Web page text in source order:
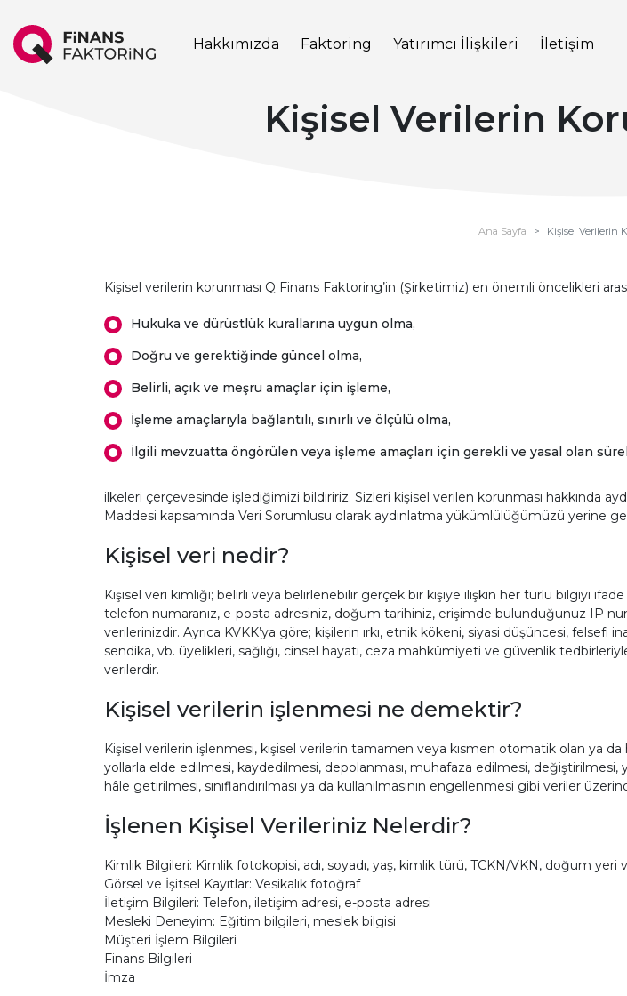
Hakkımızda Faktoring Yatırımcı İlişkileri İletişim
Kişisel Verilerin
Ana Sayfa Kişisel Verilerin
Kişisel verilerin korunması Q Finans Faktoring’in (Şirketimiz) en önemli öncelikleri
Hukuka ve dürüstlük kurallarına uygun olma,
Doğru ve gerektiğinde güncel olma,
Belirli, açık ve meşru amaçlar için işleme,
İşleme amaçlarıyla bağlantılı, sınırlı ve ölçülü olma,
İlgili mevzuatta öngörülen veya işleme amaçları için gerekli ve yasal olan
ilkeleri çerçevesinde işlediğimizi bildiririz. Sizleri kişisel verilen korunması hakkında
Maddesi kapsamında Veri Sorumlusu olarak aydınlatma yükümlülüğümüzü yerine
Kişisel veri nedir?
Kişisel veri kimliği; belirli veya belirlenebilir gerçek bir kişiye ilişkin her türlü bilgiyi ifade
telefon numaranız, e-posta adresiniz, doğum tarihiniz, erişimde bulunduğunuz IP
verilerinizdir. Ayrıca KVKK’ya göre; kişilerin ırkı, etnik kökeni, siyasi düşüncesi, felsefi
sendika, vb. üyelikleri, sağlığı, cinsel hayatı, ceza mahkûmiyeti ve güvenlik
verilerdir.
Kişisel verilerin işlenmesi ne demektir?
Kişisel verilerin işlenmesi, kişisel verilerin tamamen veya kısmen otomatik olan ya
yollarla elde edilmesi, kaydedilmesi, depolanması, muhafaza edilmesi, değiştirilmesi,
hâle getirilmesi, sınıflandırılması ya da kullanılmasının engellenmesi gibi veriler
İşlenen Kişisel Verileriniz Nelerdir?
Kimlik Bilgileri: Kimlik fotokopisi, adı, soyadı, yaş, kimlik türü, TCKN/VKN, doğum yeri
Görsel ve İşitsel Kayıtlar: Vesikalık fotoğraf
İletişim Bilgileri: Telefon, iletişim adresi, e-posta adresi
Mesleki Deneyim: Eğitim bilgileri, meslek bilgisi
Müşteri İşlem Bilgileri
Finans Bilgileri
İmza